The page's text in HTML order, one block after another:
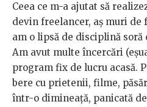
Ceea ce m-a ajutat să
devin freelancer, aș muri de
am o lipsă de disciplină
Am avut multe încercări
program fix de lucru acasă.
bere cu prietenii, filme,
într-o dimineață, panicată